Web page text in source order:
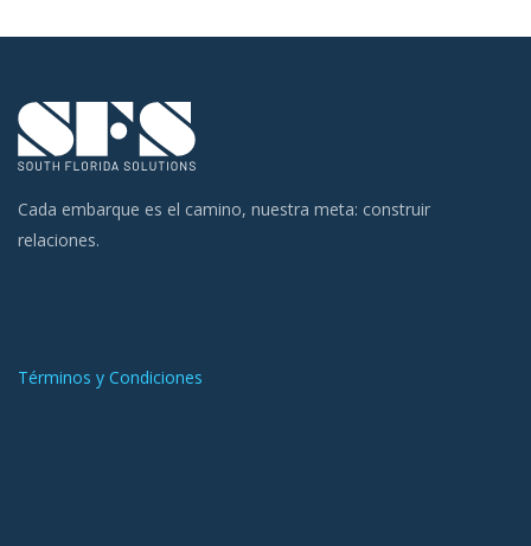
Cada embarque es el camino, nuestra meta: construir
relaciones.
Términos y Condiciones